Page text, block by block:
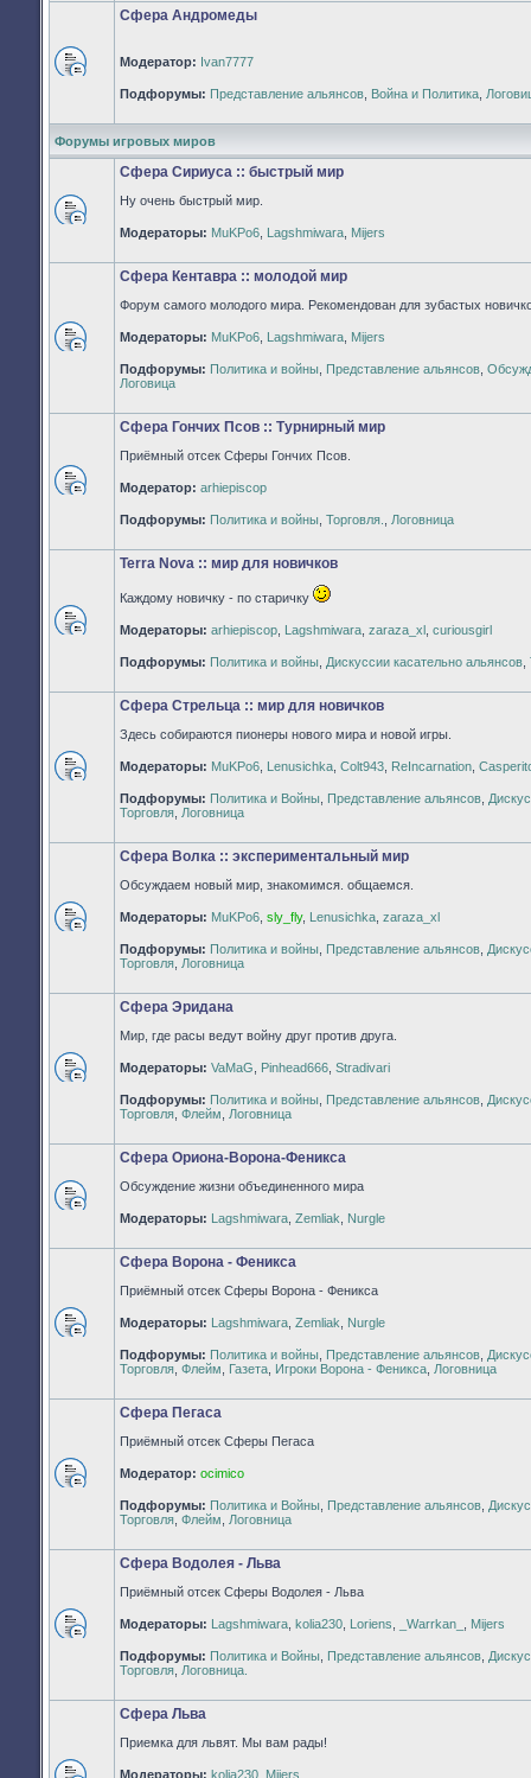
непрочитанных
Сфера Андромеды
Модератор: Ivan7777
Подфорумы: Представление альянсов Война и Политика
Форумы игровых миров
Нет
непрочитанных
Сфера Сириуса :: быстрый мир
Ну очень быстрый мир.
Модераторы: MuKPo6 Lagshmiwara Mijers
непрочитанных
сообщений
Сфера Кентавра :: молодой мир
Форум самого молодого мира. Рекомендован для зубастых
Модераторы: MuKPo6 Lagshmiwara Mijers
Подфорумы: Политика и войны Представление альянсов
Логовица
непрочитанных
сообщений
Сфера Гончих Псов :: Турнирный мир
Приёмный отсек Сферы Гончих Псов.
Модератор: arhiepiscop
Подфорумы: Политика и войны Торговля. Логовница
сообщений
Terra Nova :: мир для новичков
Каждому новичку - по старичку
Модераторы: arhiepiscop Lagshmiwara zaraza_xl curiousgirl
Подфорумы: Политика и войны Дискуссии касательно альянсов
непрочитанных
сообщений
Сфера Стрельца :: мир для новичков
Здесь собираются пионеры нового мира и новой игры.
Модераторы: MuKPo6 Lenusichka Colt943 ReIncarnation
Подфорумы: Политика и Войны Представление альянсов
Торговля Логовница
непрочитанных
сообщений
Сфера Волка :: экспериментальный мир
Обсуждаем новый мир, знакомимся. общаемся.
Модераторы: MuKPo6 sly_fly, Lenusichka zaraza_xl
Подфорумы: Политика и войны Представление альянсов
Торговля Логовница
непрочитанных
сообщений
Сфера Эридана
Мир, где расы ведут войну друг против друга.
Модераторы: VaMaG Pinhead666 Stradivari
Подфорумы: Политика и войны Представление альянсов
Торговля Флейм Логовница
Нет
непрочитанных
Сфера Ориона-Ворона-Феникса
Обсуждение жизни объединенного мира
Модераторы: Lagshmiwara Zemliak Nurgle
непрочитанных
сообщений
Сфера Ворона - Феникса
Приёмный отсек Сферы Ворона - Феникса
Модераторы: Lagshmiwara Zemliak Nurgle
Подфорумы: Политика и войны Представление альянсов
Торговля Флейм Газета Игроки Ворона - Феникса Логовница
непрочитанных
сообщений
Сфера Пегаса
Приёмный отсек Сферы Пегаса
Модератор: ocimico
Подфорумы: Политика и Войны Представление альянсов
Торговля Флейм Логовница
непрочитанных
сообщений
Сфера Водолея - Льва
Приёмный отсек Сферы Водолея - Льва
Модераторы: Lagshmiwara kolia230 Loriens _Warrkan_ Mijers
Подфорумы: Политика и Войны Представление альянсов
Торговля Логовница.
Сфера Льва
Приемка для львят. Мы вам рады!
Модераторы: kolia230 Mijers